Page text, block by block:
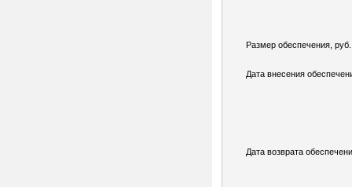
Размер обеспечения,
Дата внесения
Дата возврата